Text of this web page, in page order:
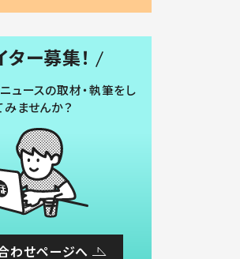
ター募集！
ュースの取材・執筆をし
みませんか？
わせページへ